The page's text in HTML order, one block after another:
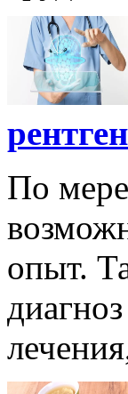
По мере
опыт.